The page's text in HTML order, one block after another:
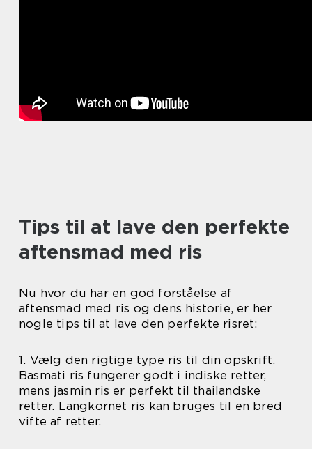
Tips til at lave den perfekte
aftensmad med ris
Nu hvor du har en god forståelse af
aftensmad med ris og dens historie, er her
nogle tips til at lave den perfekte risret:
1. Vælg den rigtige type ris til din opskrift.
Basmati ris fungerer godt i indiske retter,
mens jasmin ris er perfekt til thailandske
retter. Langkornet ris kan bruges til en bred
vifte af retter.